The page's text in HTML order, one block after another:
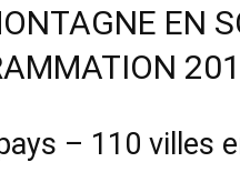
EN
– 110 villes